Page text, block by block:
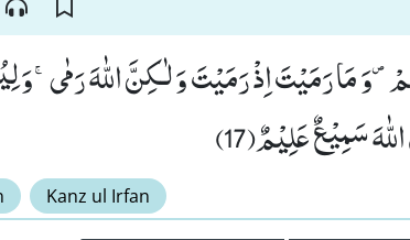
وَ مَا رَمَیْتَ اِذْ رَمَیْتَ وَ لٰـكِنَّ اللّٰهَ رَمٰىۚ-وَ
سَمِیْعٌ عَلِیْمٌ(17)
Kanz ul Irfan